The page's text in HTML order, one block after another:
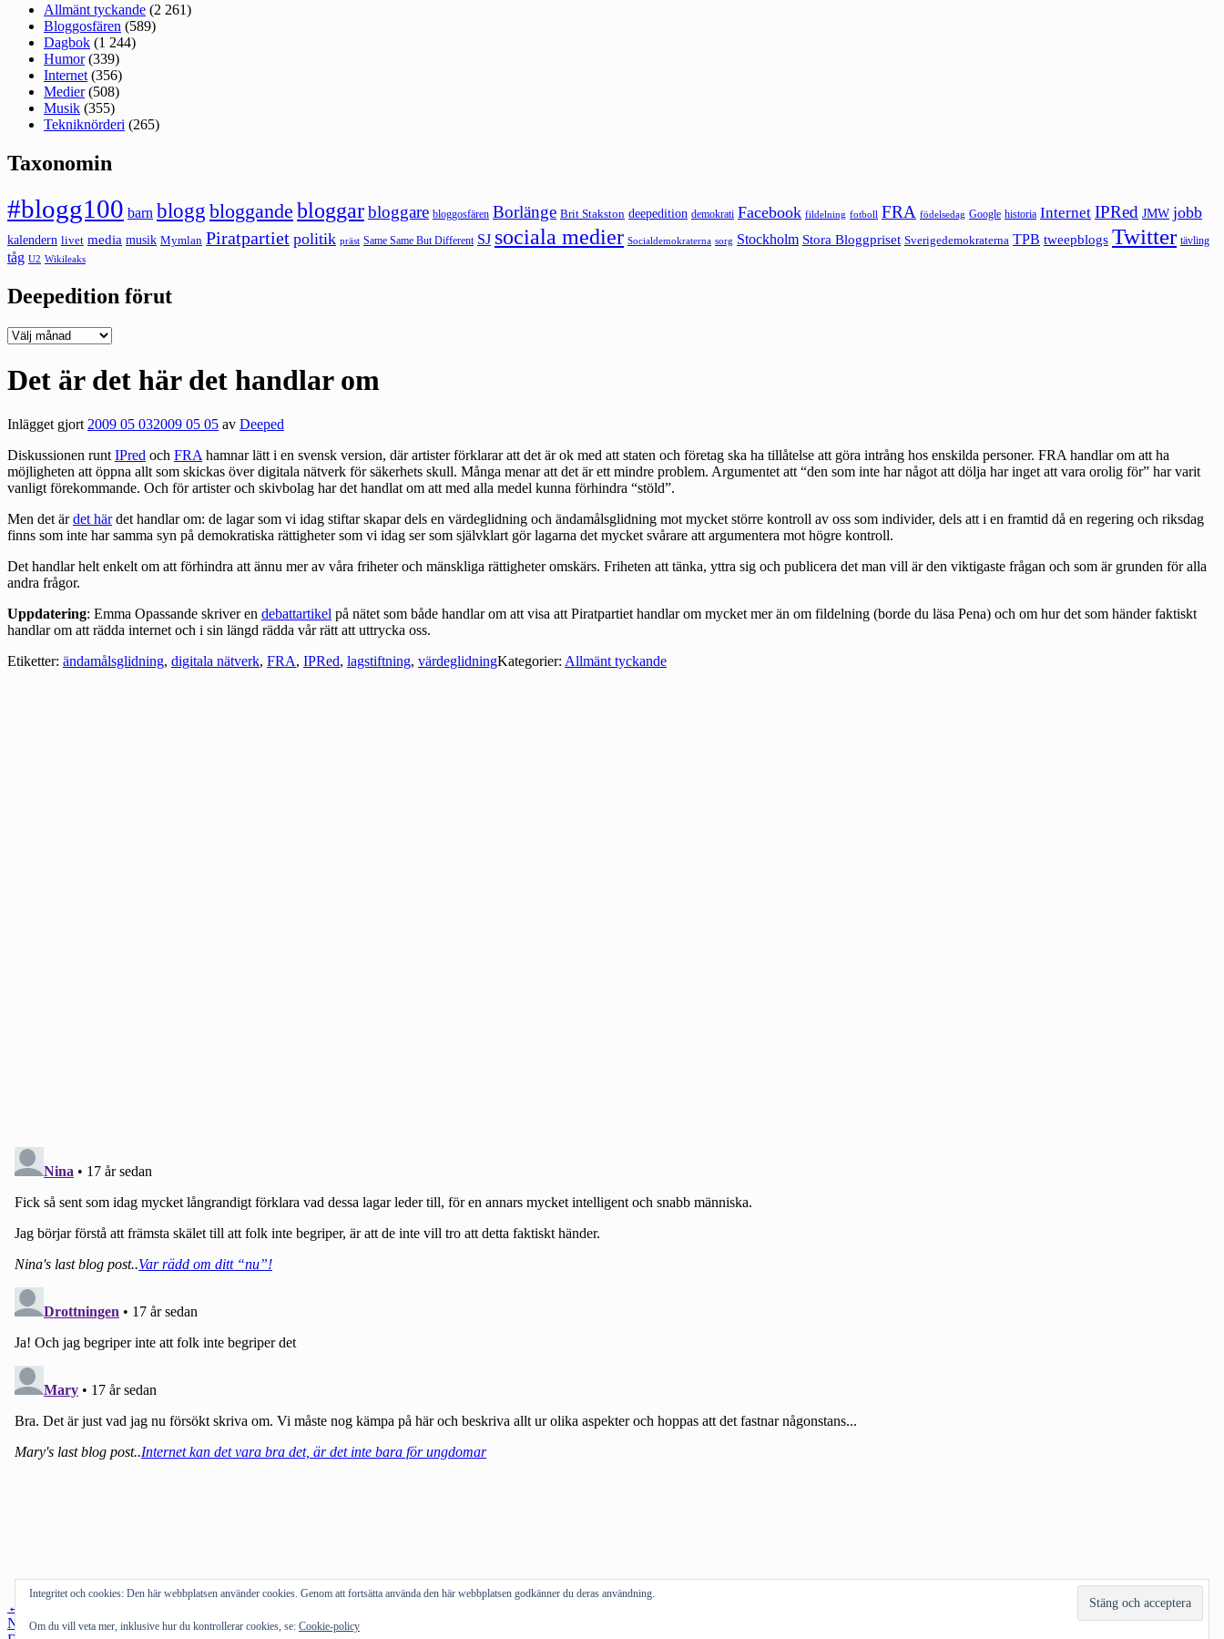
Allmänt tyckande (2 261)
Bloggosfären (589)
Dagbok (1 244)
Humor(339)
Internet (356)
Medier(508)
Musik (355)
Tekniknörderi (265)
Taxonomin
#blogg100 barn blogg bloggande bloggarbloggare bloggosfären Borlänge Brit Stakston deepedition demokrati Facebook fildelning fotboll FRA födelsedag Google historia Internet IPRed JMW jobb
kalendern livet media musik Mymlan Piratpartiet politik präst Same Same But Different SJ sociala medier Socialdemokraterna sorg Stockholm Stora Bloggpriset Sverigedemokraterna TPB tweepblogs Twitter tävling
tåg U2 Wikileaks
Deepedition förut
Deepedition
Det är det här det handlar om
Inlägget gjort2009 05 032009 05 05 av Deeped
Diskussionen runtIPred och FRAhamnar lätt i en svensk version, där artister förklarar att det är ok med att staten och företag ska ha tillåtelse att göra intrång hos enskilda personer. FRA handlar om att ha
möjligheten att öppna allt som skickas över digitala nätverk för säkerhets skull. Många menar att det är ett mindre problem. Argumentet att “den som inte har något att dölja har inget att vara orolig för” har varit
vanligt förekommande. Och för artister och skivbolag har det handlat om att med alla medel kunna förhindra “stöld”.
Men det ärdet härdet handlar om: de lagar som vi idag stiftar skapar dels en värdeglidning och ändamålsglidning mot mycket större kontroll av oss som individer, dels att i en framtid då en regering och riksdag
finns som inte har samma syn på demokratiska rättigheter som vi idag ser som självklart gör lagarna det mycket svårare att argumentera mot högre kontroll.
Det handlar helt enkelt om att förhindra att ännu mer av våra friheter och mänskliga rättigheter omskärs. Friheten att tänka, yttra sig och publicera det man vill är den viktigaste frågan och som är grunden för alla
andra frågor.
Uppdatering: Emma Opassande skriver en debattartikel på nätet som både handlar om att visa att Piratpartiet handlar om mycket mer än om fildelning (borde du läsa Pena) och om hur det som händer faktiskt
handlar om att rädda internet och i sin längd rädda vår rätt att uttrycka oss.
Etiketter: ändamålsglidning, digitala nätverk, FRA, IPRed, lagstiftning, värdeglidningKategorier: Allmänt tyckande
Inläggsnavigering
←
Nästa inlägg→
Integritet och cookies: Den här webbplatsen använder cookies. Genom att fortsätta använda den här webbplatsen godkänner du deras användning.
Om du vill veta mer, inklusive hur du kontrollerar cookies, se: Cookie-policy